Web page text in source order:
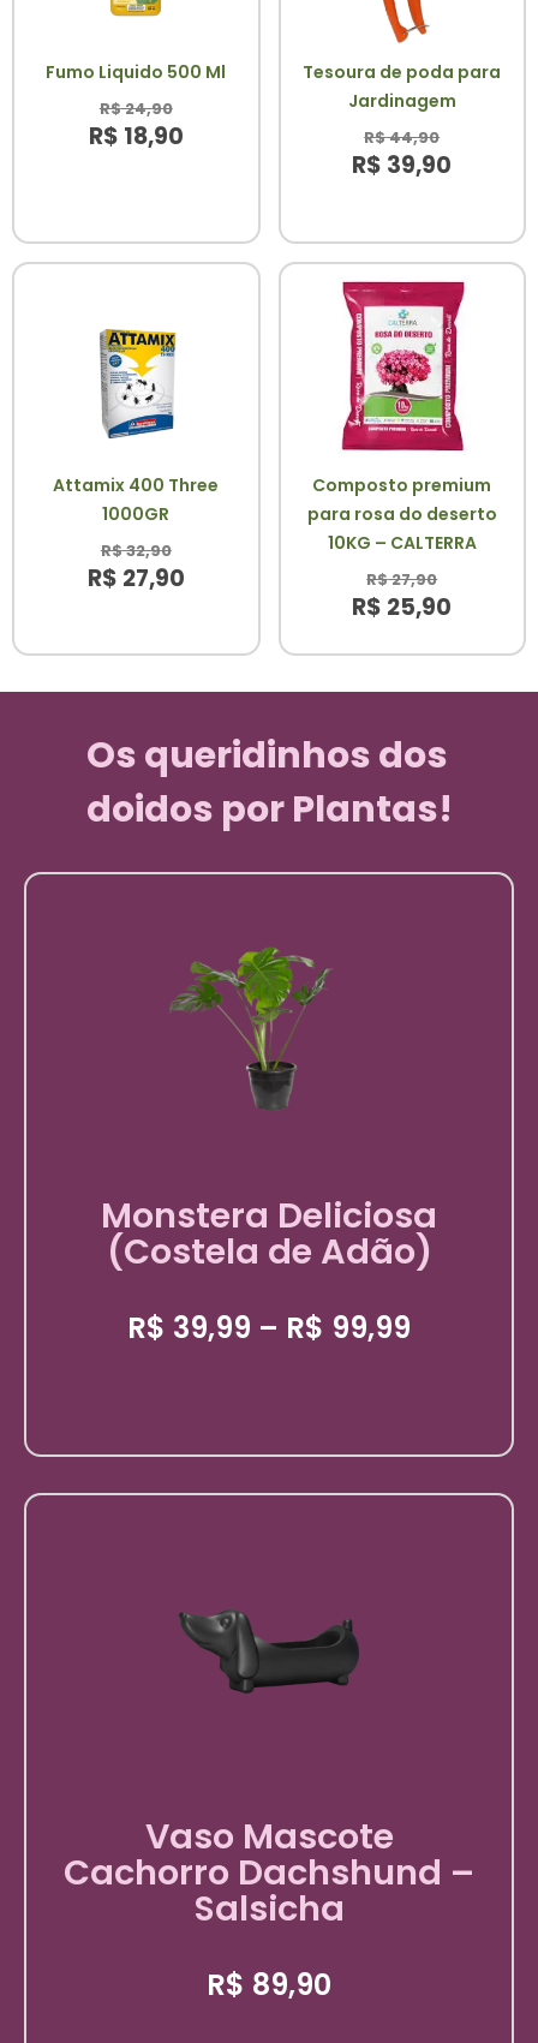
Fumo Liquido 500 Ml
R$24,90
R$ 18,90
Tesoura de poda para
Jardinagem
R$44,90
R$ 39,90
Attamix 400 Three
1000GR
R$32,90
R$ 27,90
Composto premium
para rosa do deserto
10KG – CALTERRA
R$27,90
R$ 25,90
Os queridinhos dos
doidos por Plantas!
Monstera Deliciosa
(Costela de Adão)
R$ 39,99 – R$ 99,99
Vaso Mascote
Cachorro Dachshund –
Salsicha
R$ 89,90